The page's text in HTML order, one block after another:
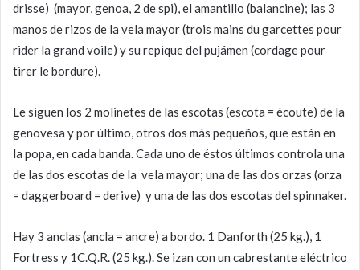
drisse) (mayor, genoa, 2 de spi), el amantillo (balancine); las 3
manos de rizos de la vela mayor (trois mains du garcettes pour
rider la grand voile) y su repique del pujámen (cordage pour
tirer le bordure).
Le siguen los 2 molinetes de las escotas (escota = écoute) de la
genovesa y por último, otros dos más pequeños, que están en
la popa, en cada banda. Cada uno de éstos últimos controla una
de las dos escotas de la vela mayor; una de las dos orzas (orza
= daggerboard = derive) y una de las dos escotas del spinnaker.
Hay 3 anclas (ancla = ancre) a bordo. 1 Danforth (25 kg.), 1
Fortress y 1C.Q.R. (25 kg.). Se izan con un cabrestante eléctrico